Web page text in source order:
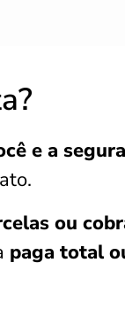
e a
ou
paga total